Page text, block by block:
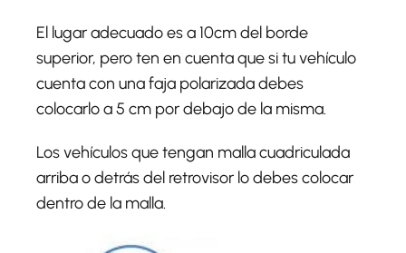
El lugar adecuado es a 10cm del borde
superior, pero ten en cuenta que si tu vehículo
cuenta con una faja polarizada debes
colocarlo a 5 cm por debajo de la misma.
Los vehículos que tengan malla cuadriculada
arriba o detrás del retrovisor lo debes colocar
dentro de la malla.